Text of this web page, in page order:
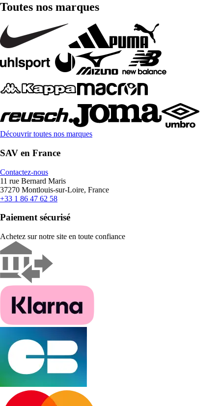
Toutes nos marques
Découvrir toutes nos marques
SAV en France
Contactez-nous
11 rue Bernard Maris
37270 Montlouis-sur-Loire, France
+33 1 86 47 62 58
Paiement sécurisé
Achetez sur notre site en toute confiance